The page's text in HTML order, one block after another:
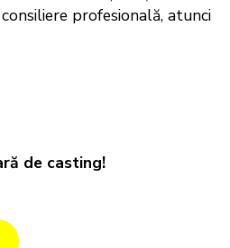
profesională, atunci
de casting!